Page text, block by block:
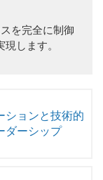
を完全に制御
します。
ションと技術的
ダーシップ